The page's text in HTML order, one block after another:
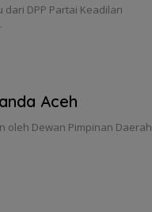
dari DPP Partai Keadilan
Aceh
oleh Dewan Pimpinan Daerah